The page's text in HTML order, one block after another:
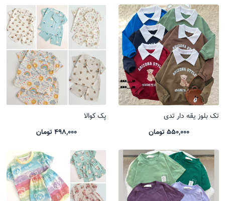
تک بلوز یقه دار تدی
550,000 تومان
پک کوالا
498,000 تومان